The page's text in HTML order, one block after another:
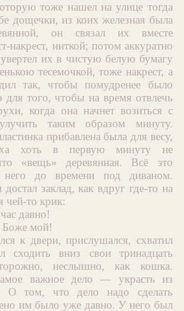
тоже нашел на улице тогда
дощечки, из коих железная была
он связал их вместе
накрест, ниткой; потом аккуратно
их в чистую белую бумагу
тесемочкой, тоже накрест, а
так, чтобы помудренее было
для того, чтобы на время отвлечь
когда она начнет возиться с
таким образом минуту.
прибавлена была для весу,
хоть в первую минуту не
«вещь» деревянная. Всё это
него до времени под диваном.
заклад, как вдруг где-то на
чей-то крик:
давно!
мой!
к двери, прислушался, схватил
сходить вниз свои тринадцать
неслышно, как кошка.
важное дело — украсть из
О том, что дело надо сделать
им было уже давно. У него был